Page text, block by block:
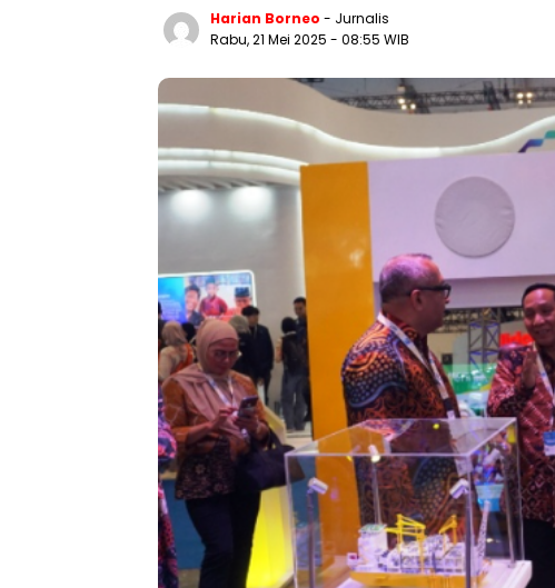
Harian Borneo - Jurnalis
Rabu, 21 Mei 2025 - 08:55 WIB